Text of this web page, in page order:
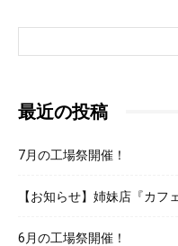
最近の投稿
7月の工場祭開催！
【お知らせ】姉妹店『カ
6月の工場祭開催！